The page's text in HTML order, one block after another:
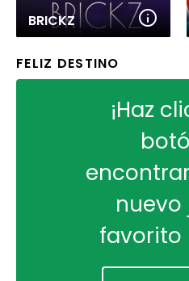
BRICKZ
FELIZ DESTINO
¡Haz
nuevo
favorito